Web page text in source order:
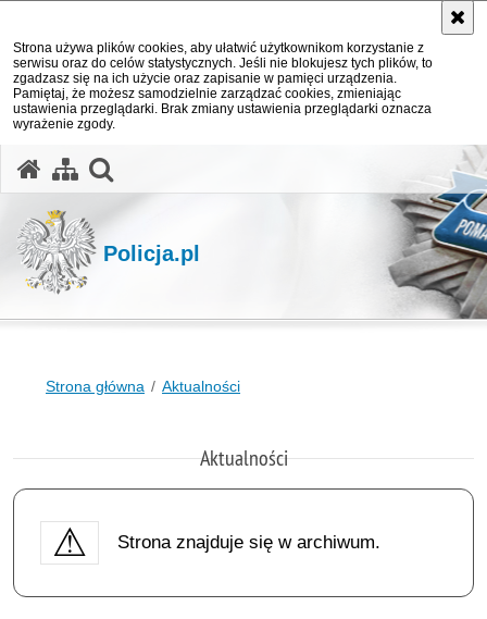
Strona używa plików cookies, aby ułatwić użytkownikom korzystanie z
serwisu oraz do celów statystycznych. Jeśli nie blokujesz tych plików, to
zgadzasz się na ich użycie oraz zapisanie w pamięci urządzenia.
Pamiętaj, że możesz samodzielnie zarządzać cookies, zmieniając
ustawienia przeglądarki. Brak zmiany ustawienia przeglądarki oznacza
wyrażenie zgody.
Policja.pl
Strona główna Aktualności
Aktualności
Strona znajduje się w archiwum.